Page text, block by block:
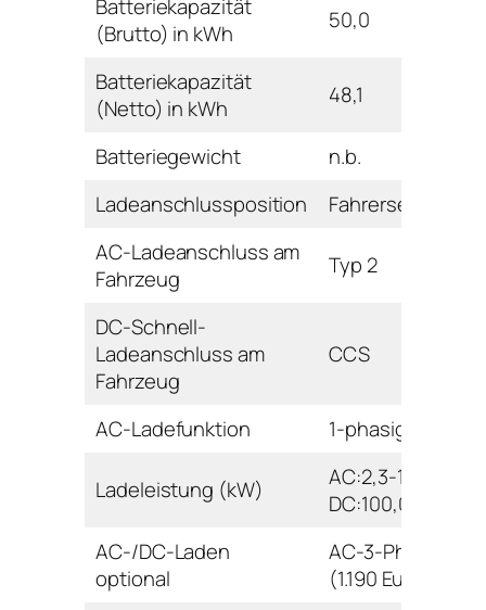
Batteriekapazität
(Brutto) in kWh
50,0
Batteriekapazität
(Netto) in kWh
48,1
Batteriegewicht
n.b.
Ladeanschlussposition
Fahrerseite
AC-Ladeanschluss am
Fahrzeug
Typ 2
DC-Schnell-
Ladeanschluss am
Fahrzeug
CCS
AC-Ladefunktion 1-phasig,3-
Ladeleistung (kW)
AC:2,3-11,0
DC:100,0
AC-/DC-Laden
optional
AC-3-Phasig 11
(1.190 Euro)